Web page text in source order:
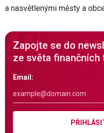
a nasvětlenými městy a
Zapojte se do
ze světa finančních
Email: